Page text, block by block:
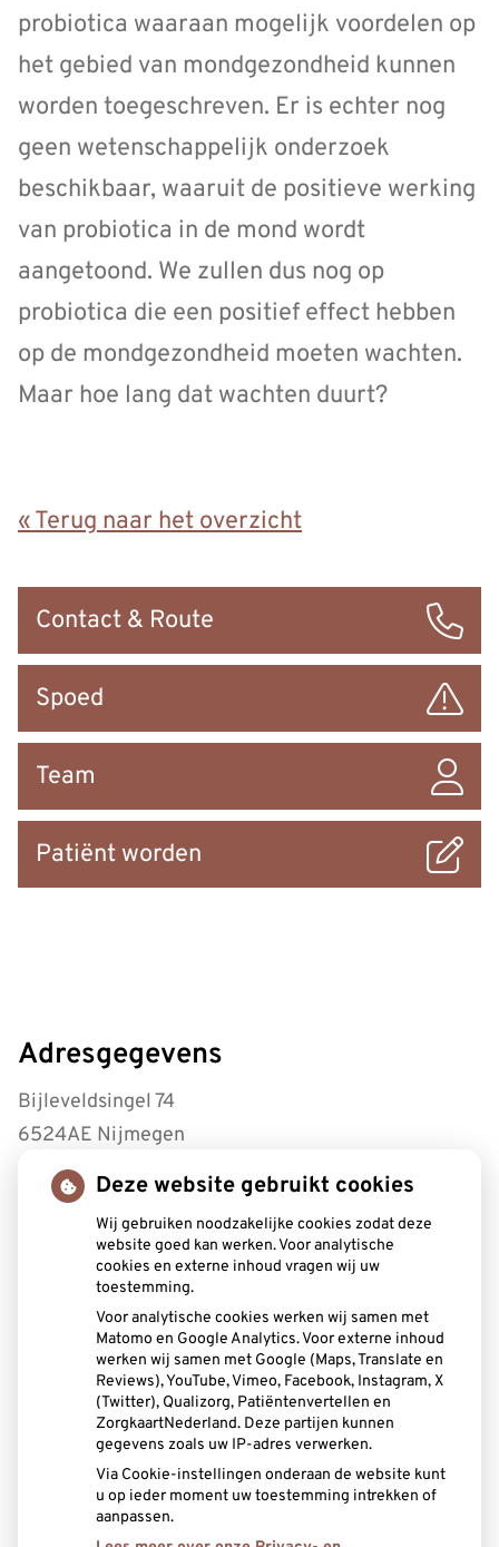
probiotica waaraan mogelijk voordelen op
het gebied van mondgezondheid kunnen
worden toegeschreven. Er is echter nog
geen wetenschappelijk onderzoek
beschikbaar, waaruit de positieve werking
van probiotica in de mond wordt
aangetoond. We zullen dus nog op
probiotica die een positief effect hebben
op de mondgezondheid moeten wachten.
Maar hoe lang dat wachten duurt?
« Terug naar het overzicht
naar
Contact & Route
Spoed
Team
Patiënt worden
Adresgegevens
Bijleveldsingel 74
6524AE Nijmegen
Tel: 0243221430
Openingstijden
Maandag:
8.30 - 17.00
Woensdag:
8.30 - 17.00
Donderdag:
8.30 - 12.30
8.30 - 12.00
Aangesloten bij:
Deze website gebruikt cookies
Wij gebruiken noodzakelijke cookies zodat deze
website goed kan werken. Voor analytische
cookies en externe inhoud vragen wij uw
toestemming.
Voor analytische cookies werken wij samen met
Matomo en Google Analytics. Voor externe inhoud
werken wij samen met Google (Maps, Translate en
Reviews), YouTube, Vimeo, Facebook, Instagram, X
(Twitter), Qualizorg, Patiëntenvertellen en
ZorgkaartNederland. Deze partijen kunnen
gegevens zoals uw IP-adres verwerken.
Via Cookie-instellingen onderaan de website kunt
u op ieder moment uw toestemming intrekken of
aanpassen.